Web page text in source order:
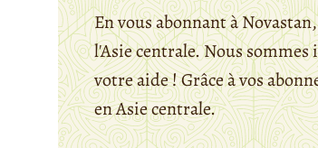
En vous abonnant à
l'Asie centrale. Nous
votre aide ! Grâce à vos
en Asie centrale.